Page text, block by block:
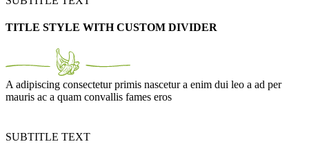
TITLE STYLE WITH CUSTOM DIVIDER
A adipiscing consectetur primis nascetur a enim dui leo a ad per
mauris ac a quam convallis fames eros
SUBTITLE TEXT